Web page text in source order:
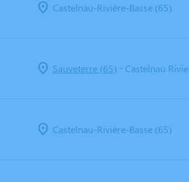
Castelnau-Rivière-Basse (65)
Sauveterre (65)- Castelnau
Castelnau-Rivière-Basse (65)